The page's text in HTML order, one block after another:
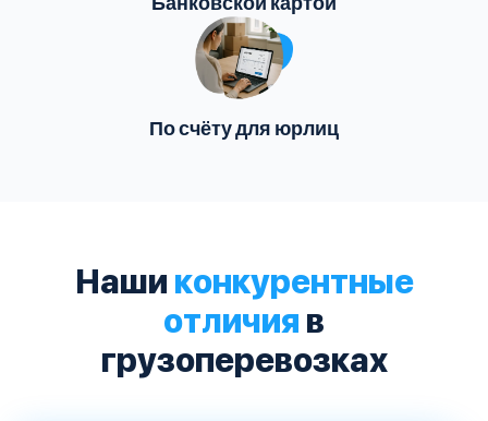
По счёту для юрлиц
Наши конкурентные
отличия в
грузоперевозках